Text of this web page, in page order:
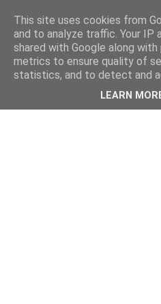
This site uses cookies from
and to analyze traffic. Your IP
shared with Google along
metrics to ensure quality of
statistics, and to detect and
LEARN